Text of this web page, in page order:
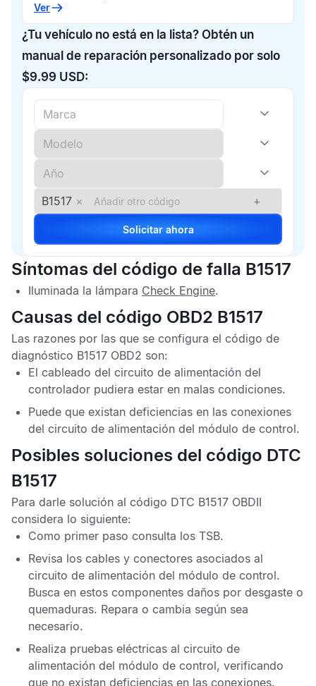
Ver
¿Tu vehículo no está en la lista? Obtén un
manual de reparación personalizado por solo
$9.99 USD:
B1517 × +
Solicitar ahora
Síntomas del código de falla B1517
Iluminada la lámpara Check Engine.
Causas del código OBD2 B1517
Las razones por las que se configura el código de
diagnóstico B1517 OBD2 son:
El cableado del circuito de alimentación del
controlador pudiera estar en malas condiciones.
Puede que existan deficiencias en las conexiones
del circuito de alimentación del módulo de control.
Posibles soluciones del código DTC
B1517
Para darle solución al código DTC B1517 OBDII
considera lo siguiente:
Como primer paso consulta los TSB.
Revisa los cables y conectores asociados al
circuito de alimentación del módulo de control.
Busca en estos componentes daños por desgaste o
quemaduras. Repara o cambia según sea
necesario.
Realiza pruebas eléctricas al circuito de
alimentación del módulo de control, verificando
que no existan deficiencias en las conexiones.